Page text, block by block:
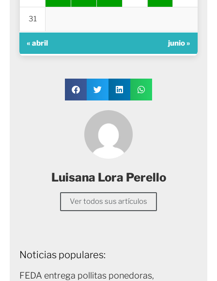
31
« abril junio »
Luisana Lora Perello
Ver todos sus artículos
Noticias populares:
FEDA entrega pollitas ponedoras,